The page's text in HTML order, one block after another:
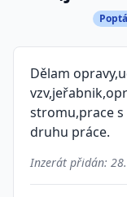
Dělam
stromu,prace
druhu práce.
Inzerát přidán: